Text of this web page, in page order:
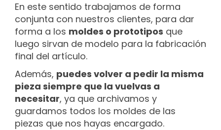
En este sentido trabajamos de forma
conjunta con nuestros clientes, para dar
forma a los moldes o prototipos que
luego sirvan de modelo para la fabricación
final del artículo.
Además, puedes volver a pedir la misma
pieza siempre que la vuelvas a
necesitar, ya que archivamos y
guardamos todos los moldes de las
piezas que nos hayas encargado.